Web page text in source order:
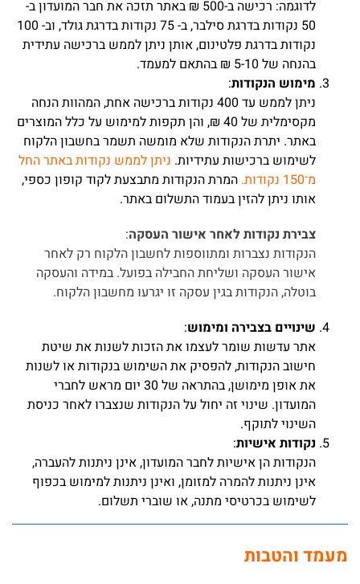
לדוגמה: רכישה ב-500 ₪ באתר תזכה את חבר המועדון ב-
50 נקודות בדרגת סילבר, ב- 75 נקודות בדרגת גולד, וב- 100
נקודות בדרגת פלטינום, אותן ניתן לממש ברכישה עתידית
בהנחה של 5-10 ₪ בהתאם למעמד.
מימוש הנקודות:
ניתן לממש עד 400 נקודות ברכישה אחת, המהוות הנחה
מקסימלית של 40 ₪, והן תקפות למימוש על כלל המוצרים
באתר. יתרת הנקודות שלא מומשה תשמר בחשבון הלקוח
לשימוש ברכישות עתידיות.ניתן לממש נקודות באתר החל
מ־150 נקודות.
המרת הנקודות מתבצעת לקוד קופון כספי,
אותו ניתן להזין בעמוד התשלום באתר.
צבירת נקודות לאחר אישור העסקה:
הנקודות נצברות ומתווספות לחשבון הלקוח רק לאחר
אישור העסקה ושליחת החבילה בפועל. במידה והעסקה
בוטלה, הנקודות בגין עסקה זו יגרעו מחשבון הלקוח.
שינויים בצבירה ומימוש:
אתר עדשות שומר לעצמו את הזכות לשנות את שיטת
חישוב הנקודות, להפסיק את השימוש בנקודות או לשנות
את אופן מימושן, בהתראה של 30 יום מראש לחברי
המועדון. שינוי זה יחול על הנקודות שנצברו לאחר כניסת
השינוי לתוקף.
נקודות אישיות:
הנקודות הן אישיות לחבר המועדון, אינן ניתנות להעברה,
אינן ניתנות להמרה למזומן, ואינן ניתנות למימוש בכפוף
לשימוש בכרטיסי מתנה, או שוברי תשלום.
מעמד והטבות